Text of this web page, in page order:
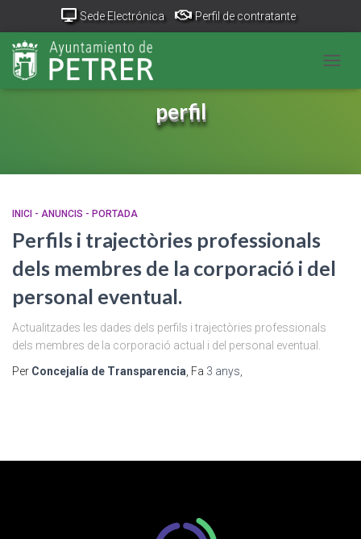
Sede Electrónica Perfil de contratante
Portal Transparencia
Canal de denuncias
perfil
INICI - ANUNCIS - PORTADA
Perfils i trajectòries professionals
dels membres de la corporació i del
personal eventual.
Actualitzades les dades dels perfils i trajectòries professionals
dels membres de la corporació actual i del personal eventual.
Per Concejalía de Transparencia , Fa 3 anys